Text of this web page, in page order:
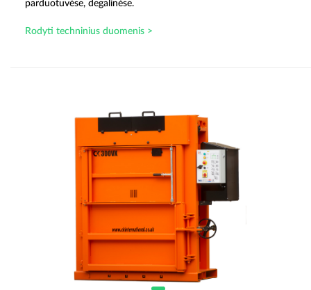
parduotuvėse, degalinėse.
Rodyti techninius duomenis >